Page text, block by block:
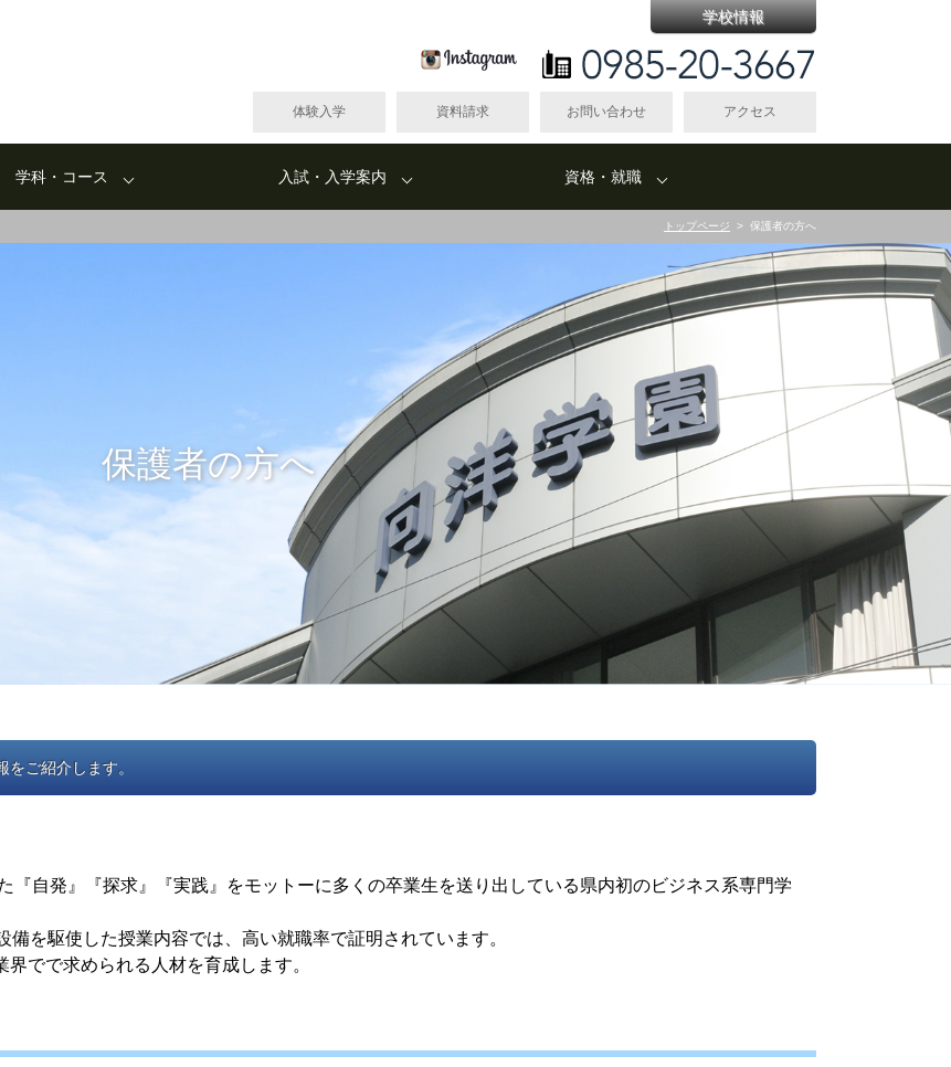
学校情報
体験入学 資料請求 お問い合わせ アクセス
学科・コース 入試・入学案内 資格・就職
トップページ > 保護者の方へ
保護者の方へ
ご紹介します。
『自発』『探求』『実践』をモットーに多くの卒業生を送り出している県内初のビジネス系専門学
を駆使した授業内容では、高い就職率で証明されています。
でで求められる人材を育成します。